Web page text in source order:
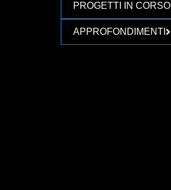
PROGETTI IN CORSO
APPROFONDIMENTI